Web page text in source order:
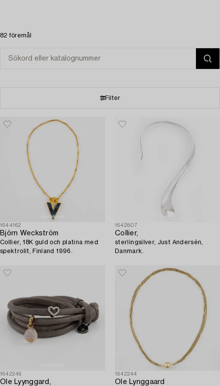
82 föremål
Filter
1644162
Björn Weckström
Collier, 18K guld och platina med
spektrolit, Finland 1996.
1642807
Collier,
sterlingsilver, Just Andersén,
Danmark.
1642246
Ole Lyynggard,
1642244
Ole Lynggaard